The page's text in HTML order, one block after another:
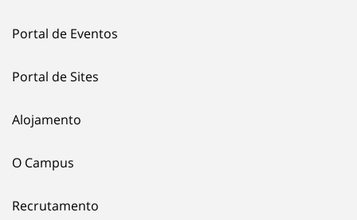
Portal de Eventos
Portal de Sites
Alojamento
O Campus
Recrutamento